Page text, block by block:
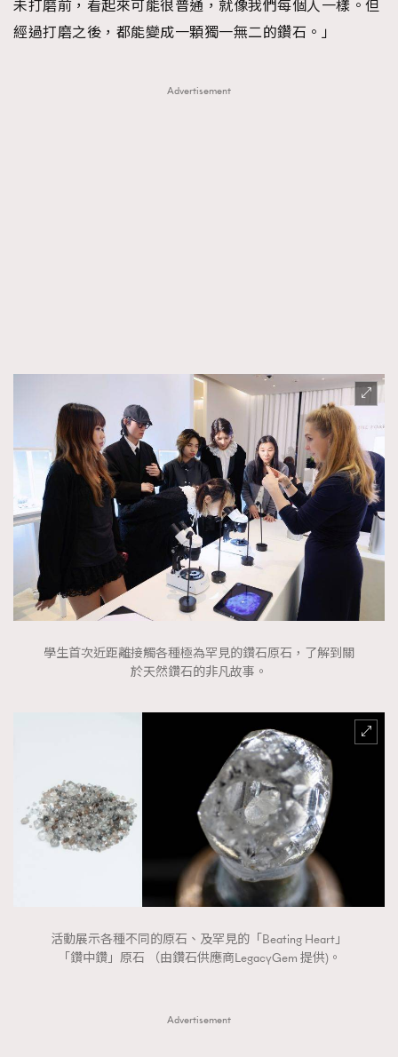
未打磨前，看起來可能很普通，就像我們每個人一樣。但
經過打磨之後，都能變成一顆獨一無二的鑽石。」
Advertisement
學生首次近距離接觸各種極為罕見的鑽石原石，了解到關
於天然鑽石的非凡故事。
活動展示各種不同的原石、及罕見的「Beating Heart」
「鑽中鑽」原石 （由鑽石供應商LegacyGem 提供)。
Advertisement